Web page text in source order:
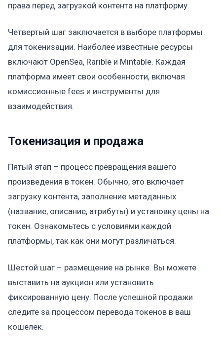
права перед загрузкой контента на платформу.
Четвертый шаг заключается в выборе платформы
для токенизации. Наиболее известные ресурсы
включают OpenSea, Rarible и Mintable. Каждая
платформа имеет свои особенности, включая
комиссионные fees и инструменты для
взаимодействия.
Токенизация и продажа
Пятый этап – процесс превращения вашего
произведения в токен. Обычно, это включает
загрузку контента, заполнение метаданных
(название, описание, атрибуты) и установку цены на
токен. Ознакомьтесь с условиями каждой
платформы, так как они могут различаться.
Шестой шаг – размещение на рынке. Вы можете
выставить на аукцион или установить
фиксированную цену. После успешной продажи
следите за процессом перевода токенов в ваш
кошелек.